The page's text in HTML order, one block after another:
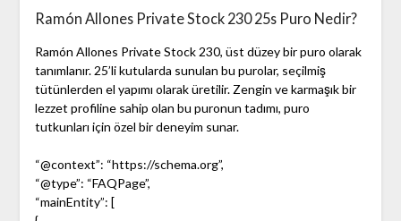
Ramón Allones Private Stock 230 25s Puro Nedir?
Ramón Allones Private Stock 230, üst düzey bir puro olarak
tanımlanır. 25’li kutularda sunulan bu purolar, seçilmiş
tütünlerden el yapımı olarak üretilir. Zengin ve karmaşık bir
lezzet profiline sahip olan bu puronun tadımı, puro
tutkunları için özel bir deneyim sunar.
“@context”: “https://schema.org”,
“@type”: “FAQPage”,
“mainEntity”: [